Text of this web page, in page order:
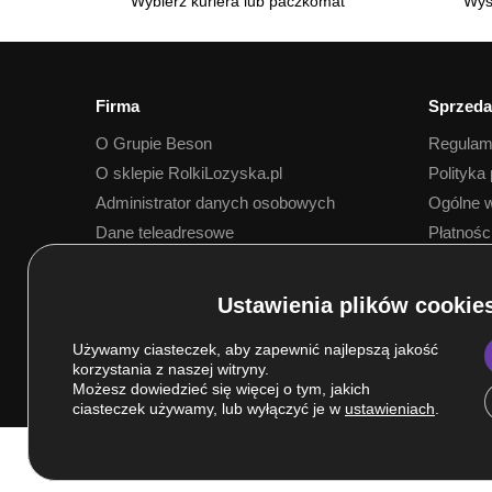
Firma
O Grupie Beson
O sklepie RolkiLozyska.pl
Administrator danych osobowych
Dane teleadresowe
Polityka
Ogólne
Używamy ciasteczek, aby zapewnić najlepszą jakość
korzystania z naszej witryny.
Możesz dowiedzieć się więcej o tym, jakich
ciasteczek używamy, lub wyłączyć je w ustawieniach